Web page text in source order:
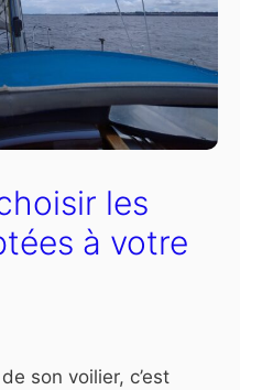
les
à votre
son voilier, c’est